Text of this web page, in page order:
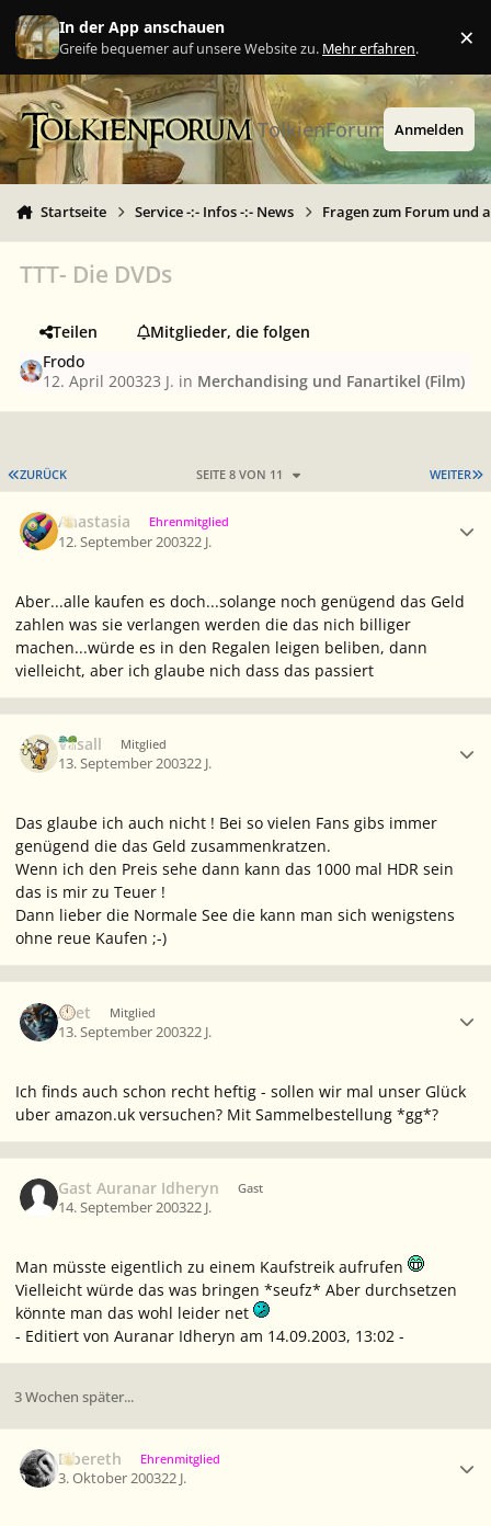
Zu Inhalt springen
In der App anschauen
Greife bequemer auf unsere Website zu. Mehr erfahren. ×
TolkienForum Anmelden
Startseite Service -:- Infos -:- News Fragen zum Forum und
TTT- Die DVDs
Teilen
Mitglieder, die folgen
Frodo
12. April 200323 J. in Merchandising und Fanartikel (Film)
ERSTE SEITE
ZURÜCK WEITER
SEITE 8 VON 11
Anastasia Ehrenmitglied
12. September 200322 J.
Aber...alle kaufen es doch...solange noch genügend das Geld
zahlen was sie verlangen werden die das nich billiger
machen...würde es in den Regalen leigen beliben, dann
vielleicht, aber ich glaube nich dass das passiert
Vasall Mitglied
13. September 200322 J.
Das glaube ich auch nicht ! Bei so vielen Fans gibs immer
genügend die das Geld zusammenkratzen.
Wenn ich den Preis sehe dann kann das 1000 mal HDR sein
das is mir zu Teuer !
Dann lieber die Normale See die kann man sich wenigstens
ohne reue Kaufen ;-)
Aset Mitglied
13. September 200322 J.
Ich finds auch schon recht heftig - sollen wir mal unser Glück
uber amazon.uk versuchen? Mit Sammelbestellung *gg*?
Gast Auranar Idheryn Gast
14. September 200322 J.
Man müsste eigentlich zu einem Kaufstreik aufrufen
Vielleicht würde das was bringen *seufz* Aber durchsetzen
könnte man das wohl leider net
- Editiert von Auranar Idheryn am 14.09.2003, 13:02 -
3 Wochen später...
Elbereth Ehrenmitglied
3. Oktober 200322 J.